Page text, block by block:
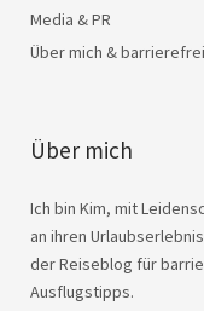
Media & PR
Über mich &
Über mich
Ich bin Kim, mit
an ihren
der Reiseblog für
Ausflugstipps.